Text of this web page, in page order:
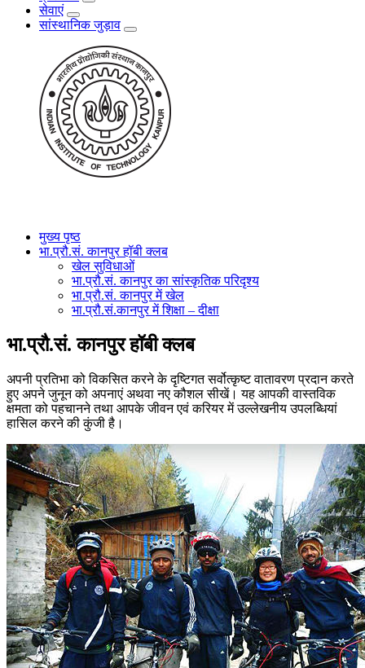
सेवाएं
सांस्थानिक जुड़ाव
मुख्य पृष्ठ
भा.प्रौ.सं. कानपुर हॉबी क्लब
खेल सुविधाओं
भा.प्रौ.सं. कानपुर का सांस्कृतिक परिदृश्य
भा.प्रौ.सं. कानपुर में खेल
भा.प्रौ.सं.कानपुर में शिक्षा – दीक्षा
भा.प्रौ.सं. कानपुर हॉबी क्लब
अपनी प्रतिभा को विकसित करने के दृष्टिगत सर्वोत्कृष्ट वातावरण प्रदान करते
हुए अपने जुनून को अपनाएं अथवा नए कौशल सीखें। यह आपकी वास्तविक
क्षमता को पहचानने तथा आपके जीवन एवं करियर में उल्लेखनीय उपलब्धियां
हासिल करने की कुंजी है।